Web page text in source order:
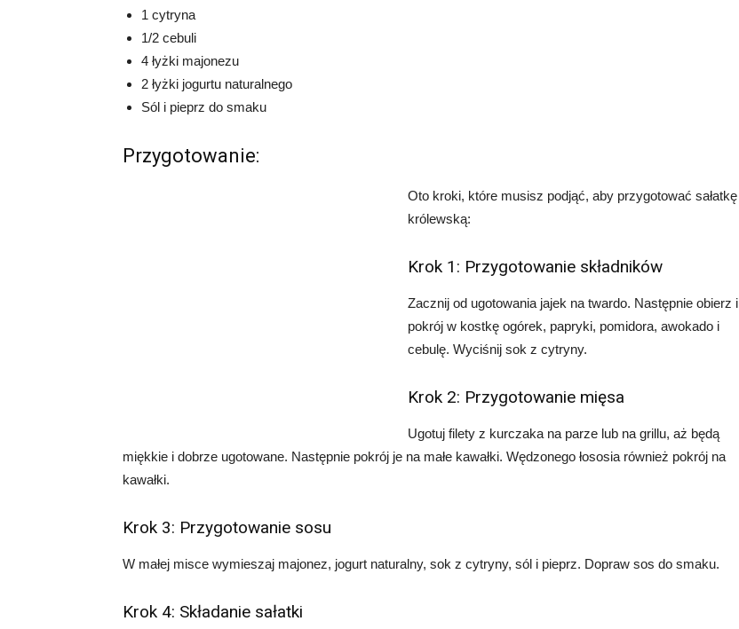
1 cytryna
1/2 cebuli
4 łyżki majonezu
2 łyżki jogurtu naturalnego
Sól i pieprz do smaku
Przygotowanie:
Oto kroki, które musisz podjąć, aby przygotować sałatkę
królewską:
Krok 1: Przygotowanie składników
Zacznij od ugotowania jajek na twardo. Następnie obierz i
pokrój w kostkę ogórek, papryki, pomidora, awokado i
cebulę. Wyciśnij sok z cytryny.
Krok 2: Przygotowanie mięsa
Ugotuj filety z kurczaka na parze lub na grillu, aż będą
miękkie i dobrze ugotowane. Następnie pokrój je na małe kawałki. Wędzonego łososia również pokrój na
kawałki.
Krok 3: Przygotowanie sosu
W małej misce wymieszaj majonez, jogurt naturalny, sok z cytryny, sól i pieprz. Dopraw sos do smaku.
Krok 4: Składanie sałatki